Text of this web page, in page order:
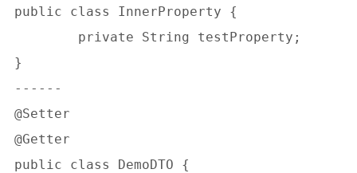
public class InnerProperty {
}
------
@Setter
@Getter
public class DemoDTO {